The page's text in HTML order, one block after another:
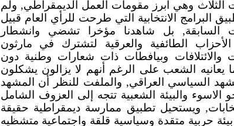
الثلاث وهي ابرز مقومات العمل الديمقراطي, ولم
البرامج الانتخابية التي طرحت للرأي العام قبيل
السابقة, بل شاهدنا مؤخرا تشضي وانشطار
الطائفية والعرقية لتشترك في مارثون
والائتلافات وبيافطات ذات شعارات وطنية دون
يعانيه الشعب على الرغم أنهم لا يزالون يشكلون
السياسي العراقي, والملفت للنظر أن المشهد
الاسوء والبيئة الشعبية تتجه إلى العزوف الشامل
ويستحيل تطبيق ممارسة ديمقراطية حقيقة
حربية متقدة وسياسية قلقة واجتماعية متشظيه